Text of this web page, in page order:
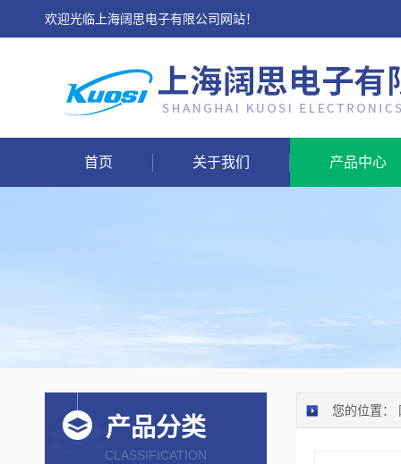
欢迎光临上海阔思电子有限公司网站！
首页 关于我们 产品中心
您的位置：
产品分类
CLASSIFICATION